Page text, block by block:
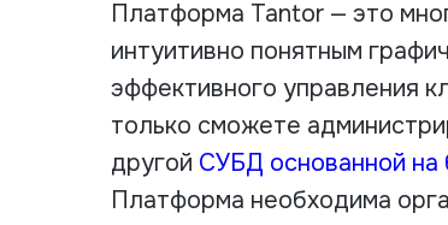
Платформа Tantor — это
интуитивно понятным
эффективного управления
только сможете
другой СУБД основанной на
Платформа необходима